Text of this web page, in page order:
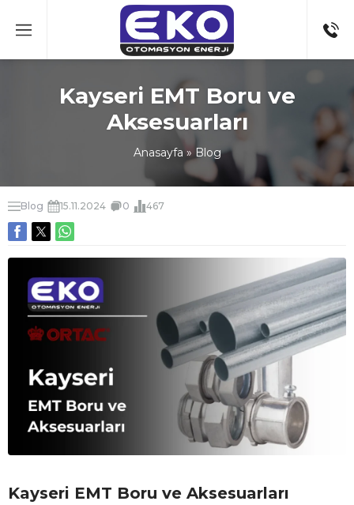
Kayseri EMT Boru ve
Aksesuarları
Anasayfa» Blog
Blog 15.11.2024 0 467
Kayseri EMT Boru ve Aksesuarları